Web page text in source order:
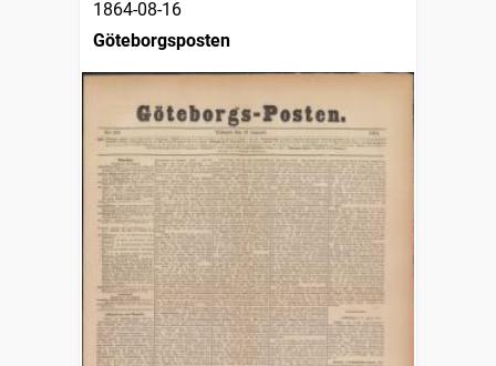
1864-08-16
Göteborgsposten